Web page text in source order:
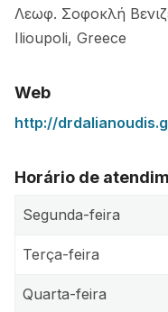
Λεωφ. Σοφοκλή
Ilioupoli, Greece
Web
http://
Horário de
Segunda-feira
Terça-feira
Quarta-feira